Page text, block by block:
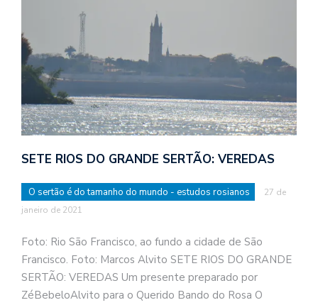
SETE RIOS DO GRANDE SERTÃO: VEREDAS
O sertão é do tamanho do mundo - estudos rosianos
27 de
janeiro de 2021
Foto: Rio São Francisco, ao fundo a cidade de São
Francisco. Foto: Marcos Alvito SETE RIOS DO GRANDE
SERTÃO: VEREDAS Um presente preparado por
ZéBebeloAlvito para o Querido Bando do Rosa O